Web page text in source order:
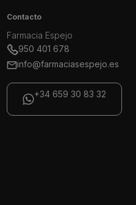
Contacto
Farmacia Espejo
950 401 678
info@farmaciasespejo.es
+34 659 30 83 32